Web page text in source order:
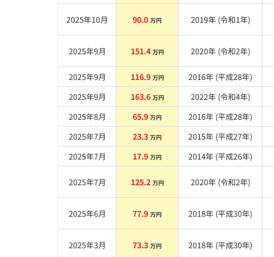
2025年10月 90.0 万円 2019年 (令和1年)
2025年9月 151.4 万円 2020年 (令和2年)
2025年9月 116.9 万円 2016年 (平成28年)
2025年9月
163.6 万円 2022年 (令和4年)
2025年8月
65.9 万円 2016年 (平成28年)
2025年7月
23.3 万円 2015年 (平成27年)
2025年7月
17.9 万円 2014年 (平成26年)
2025年7月 125.2 万円 2020年 (令和2年)
2025年6月 77.9 万円 2018年 (平成30年)
2025年3月 73.3 万円 2018年 (平成30年)